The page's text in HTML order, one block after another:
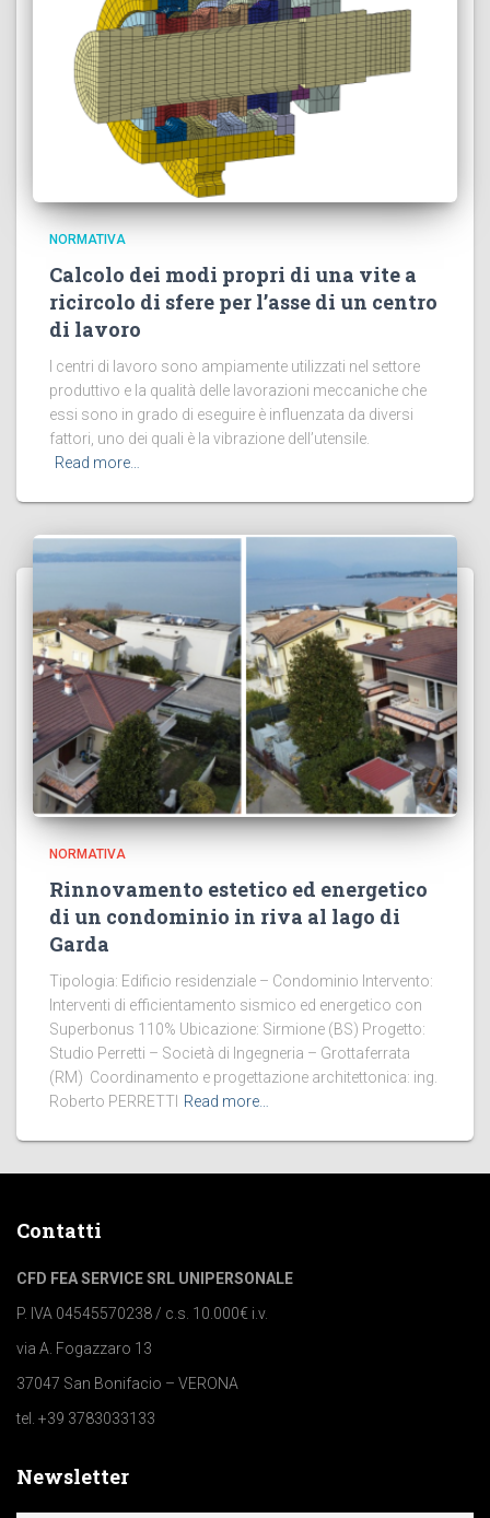
NORMATIVA
Calcolo dei modi propri di una vite a
ricircolo di sfere per l’asse di un centro
di lavoro
I centri di lavoro sono ampiamente utilizzati nel settore
produttivo e la qualità delle lavorazioni meccaniche che
essi sono in grado di eseguire è influenzata da diversi
fattori, uno dei quali è la vibrazione dell’utensile.
Read more…
NORMATIVA
Rinnovamento estetico ed energetico
di un condominio in riva al lago di
Garda
Tipologia: Edificio residenziale – Condominio Intervento:
Interventi di efficientamento sismico ed energetico con
Superbonus 110% Ubicazione: Sirmione (BS) Progetto:
Studio Perretti – Società di Ingegneria – Grottaferrata
(RM) Coordinamento e progettazione architettonica: ing.
Roberto PERRETTI Read more…
Contatti
CFD FEA SERVICE SRL UNIPERSONALE
P. IVA 04545570238 / c.s. 10.000€ i.v.
via A. Fogazzaro 13
37047 San Bonifacio – VERONA
tel. +39 3783033133
Newsletter